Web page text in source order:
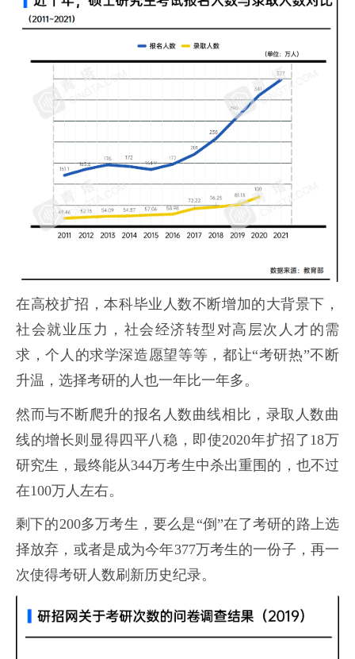
在高校扩招，本科毕业人数不断增加的大背景下，
社会就业压力，社会经济转型对高层次人才的需
求，个人的求学深造愿望等等，都让“考研热”不断
升温，选择考研的人也一年比一年多。
然而与不断爬升的报名人数曲线相比，录取人数曲
线的增长则显得四平八稳，即使2020年扩招了18万
研究生，最终能从344万考生中杀出重围的，也不过
在100万人左右。
剩下的200多万考生，要么是“倒”在了考研的路上选
择放弃，或者是成为今年377万考生的一份子，再一
次使得考研人数刷新历史纪录。